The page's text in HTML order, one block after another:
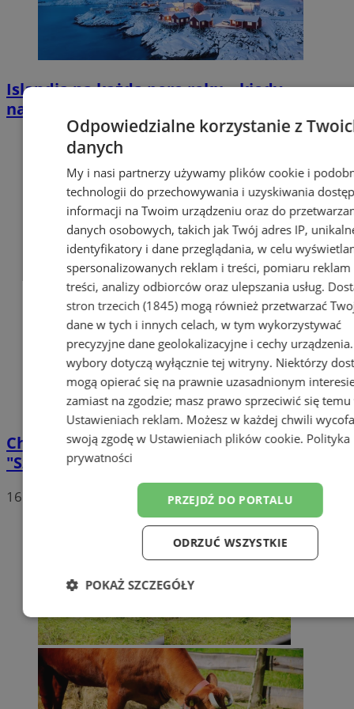
Islandia na każdą porę roku – kiedy
najlepiej zaplanować podróż życia?
Chorzowianie wzięli udział w wycieczce
"Szlakiem Trzech Wież" [ZDJĘCIA]
16
Odpowiedzialne korzystanie z
danych
My i nasi partnerzy używamy plików cookie i
technologii do przechowywania i uzyskiwania
informacji na Twoim urządzeniu oraz do
danych osobowych, takich jak Twój adres IP,
identyfikatory i dane przeglądania, w celu
spersonalizowanych reklam i treści, pomiaru reklam
treści, analizy odbiorców oraz ulepszania usług.
stron trzecich (1845)mogą również przetwarzać
dane w tych i innych celach, w tym wykorzystywać
precyzyjne dane geolokalizacyjne i cechy
wybory dotyczą wyłącznie tej witryny. Niektórzy
mogą opierać się na prawnie uzasadnionym
zamiast na zgodzie; masz prawo sprzeciwić się temu
Ustawieniach reklam. Możesz w każdej chwili
swoją zgodę w Ustawieniach plików cookie. Polityka
prywatności
PRZEJDŹ DO PORTALU
ODRZUĆ WSZYSTKIE
POKAŻ SZCZEGÓŁY
Niezbędne Wydajność
Funkcjonalność